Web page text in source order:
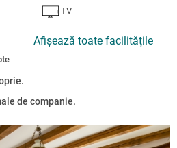
TV
Afișează toate facilitățile
de companie.